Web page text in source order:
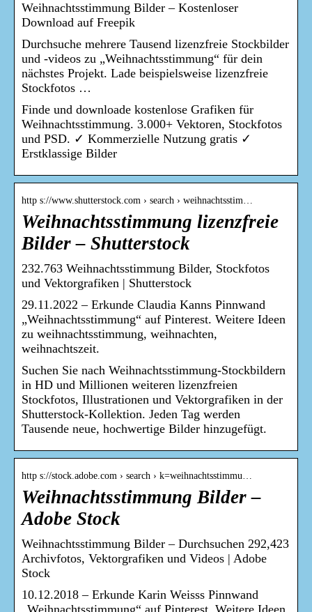
Weihnachtsstimmung Bilder – Kostenloser
Download auf Freepik
Durchsuche mehrere Tausend lizenzfreie Stockbilder
und -videos zu „Weihnachtsstimmung“ für dein
nächstes Projekt. Lade beispielsweise lizenzfreie
Stockfotos …
Finde und downloade kostenlose Grafiken für
Weihnachtsstimmung. 3.000+ Vektoren, Stockfotos
und PSD. ✓ Kommerzielle Nutzung gratis ✓
Erstklassige Bilder
http s://www.shutterstock.com › search › weihnachtsstim…
Weihnachtsstimmung lizenzfreie
Bilder – Shutterstock
232.763 Weihnachtsstimmung Bilder, Stockfotos
und Vektorgrafiken | Shutterstock
29.11.2022 – Erkunde Claudia Kanns Pinnwand
„Weihnachtsstimmung“ auf Pinterest. Weitere Ideen
zu weihnachtsstimmung, weihnachten,
weihnachtszeit.
Suchen Sie nach Weihnachtsstimmung-Stockbildern
in HD und Millionen weiteren lizenzfreien
Stockfotos, Illustrationen und Vektorgrafiken in der
Shutterstock-Kollektion. Jeden Tag werden
Tausende neue, hochwertige Bilder hinzugefügt.
http s://stock.adobe.com › search › k=weihnachtsstimmu…
Weihnachtsstimmung Bilder –
Adobe Stock
Weihnachtsstimmung Bilder – Durchsuchen 292,423
Archivfotos, Vektorgrafiken und Videos | Adobe
Stock
10.12.2018 – Erkunde Karin Weisss Pinnwand